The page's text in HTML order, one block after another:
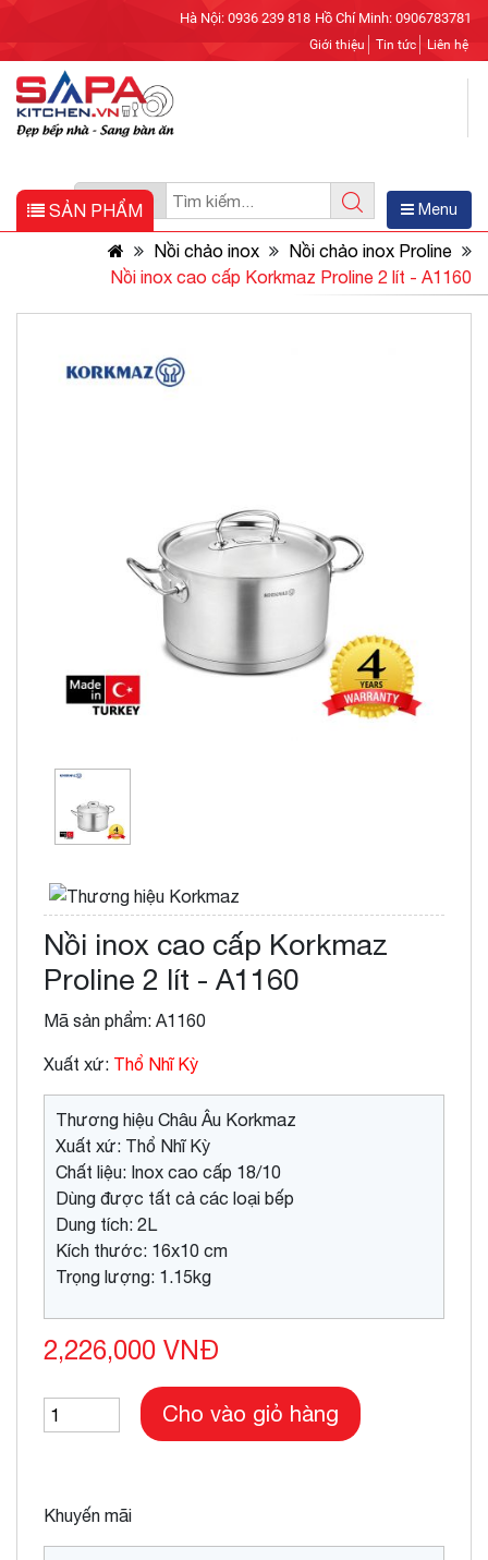
Hà Nội: 0936 239 818 Hồ Chí Minh: 0906783781
Giới thiệu Tin tức Liên hệ
SẢN PHẨM Menu
Nồi chảo inox
Nồi chảo inox Proline
Nồi inox cao cấp Korkmaz Proline 2 lít - A1160
Nồi inox cao cấp Korkmaz
Proline 2 lít - A1160
Mã sản phẩm: A1160
Xuất xứ: Thổ Nhĩ Kỳ
Thương hiệu Châu Âu Korkmaz
Xuất xứ: Thổ Nhĩ Kỳ
Chất liệu: Inox cao cấp 18/10
Dùng được tất cả các loại bếp
Dung tích: 2L
Kích thước: 16x10 cm
Trọng lượng: 1.15kg
2,226,000 VNĐ
Cho vào giỏ hàng
Khuyến mãi